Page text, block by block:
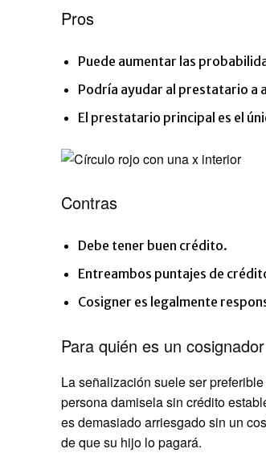
Pros
Puede aumentar las
Podría ayudar al prestatario a
El prestatario principal es el
Contras
Debe tener buen crédito.
Entreambos puntajes de
Cosigner es legalmente
Para quién es un
La señalización suele ser
persona damisela sin crédito
es demasiado arriesgado sin un
de que su hijo lo pagará.